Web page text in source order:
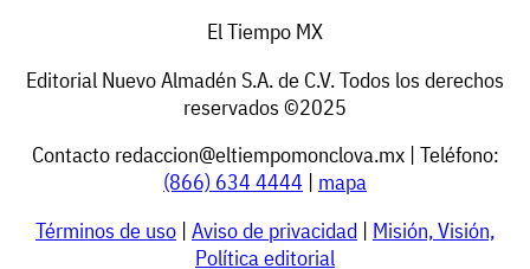
El Tiempo MX
Editorial Nuevo Almadén S.A. de C.V. Todos los derechos
reservados ©2025
Contacto redaccion@eltiempomonclova.mx| Teléfono:
(866) 634 4444 | mapa
Términos de uso | Aviso de privacidad | Misión, Visión,
Política editorial